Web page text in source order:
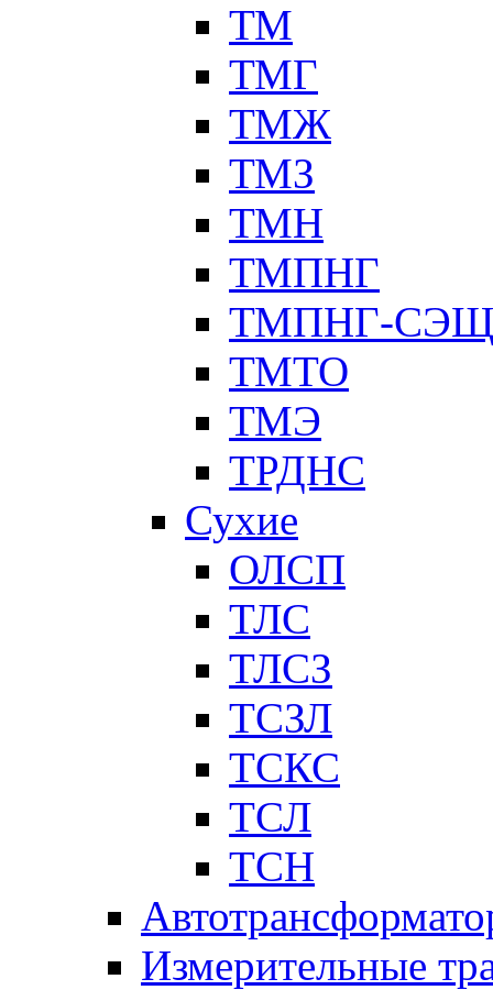
ТМ
ТМГ
ТМЖ
ТМЗ
ТМН
ТМПНГ
ТМПНГ-СЭЩ
ТМТО
ТМЭ
ТРДНС
Сухие
ОЛСП
ТЛС
ТЛСЗ
ТСЗЛ
ТСКС
ТСЛ
ТСН
Измерительные